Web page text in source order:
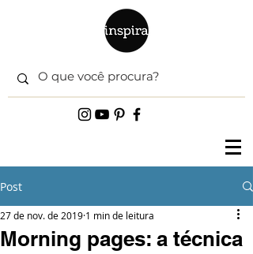
Post
Morning pages: a técnica
27 de nov. de 2019 1 min de leitura